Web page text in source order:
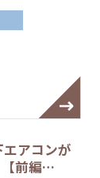
アコンが
【前編…